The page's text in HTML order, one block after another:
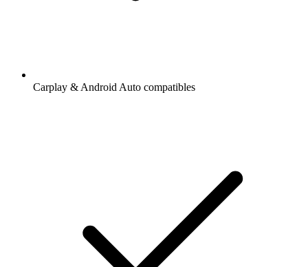
Carplay & Android Auto compatibles